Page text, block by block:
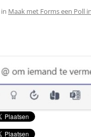
in Maak met Forms een Poll